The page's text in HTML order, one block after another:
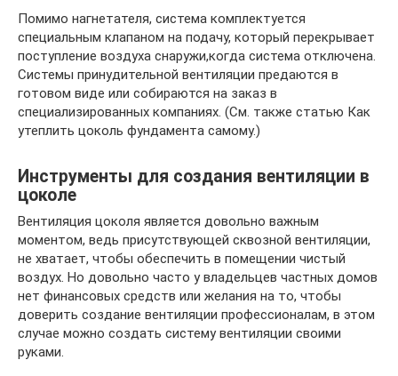
Помимо нагнетателя, система комплектуется
специальным клапаном на подачу, который перекрывает
поступление воздуха снаружи,когда система отключена.
Системы принудительной вентиляции предаются в
готовом виде или собираются на заказ в
специализированных компаниях. (См. также статью Как
утеплить цоколь фундамента самому.)
Инструменты для создания вентиляции в
цоколе
Вентиляция цоколя является довольно важным
моментом, ведь присутствующей сквозной вентиляции,
не хватает, чтобы обеспечить в помещении чистый
воздух. Но довольно часто у владельцев частных домов
нет финансовых средств или желания на то, чтобы
доверить создание вентиляции профессионалам, в этом
случае можно создать систему вентиляции своими
руками.